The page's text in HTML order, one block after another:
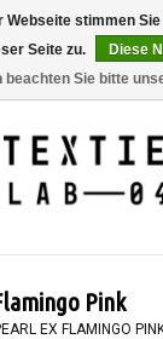
Pink
EX FLAMINGO
Webseite stimmen
Seite zu.
Diese
beachten Sie bitte